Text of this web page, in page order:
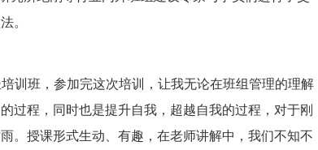
。
训班，参加完这次培训，让我无论在班组管理的理解
过程，同时也是提升自我，超越自我的过程，对于刚
。授课形式生动、有趣，在老师讲解中，我们不知不